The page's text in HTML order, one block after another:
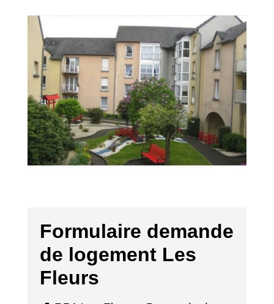
Formulaire demande
de logement Les
Fleurs